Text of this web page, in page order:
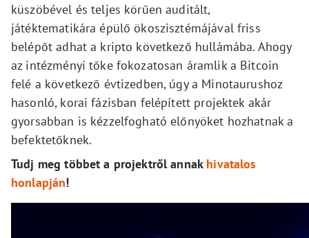
küszöbével és teljes körűen auditált,
játéktematikára épülő ökoszisztémájával friss
belépőt adhat a kripto következő hullámába. Ahogy
az intézményi tőke fokozatosan áramlik a Bitcoin
felé a következő évtizedben, úgy a Minotaurushoz
hasonló, korai fázisban felépített projektek akár
gyorsabban is kézzelfogható előnyöket hozhatnak a
befektetőknek.
Tudj meg többet a projektről annak hivatalos
honlapján!